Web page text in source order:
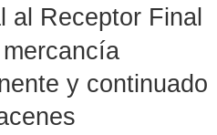
al Receptor Final
y continuado